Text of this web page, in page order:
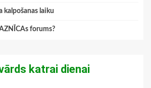
kalpošanas laiku
forums?
katrai dienai